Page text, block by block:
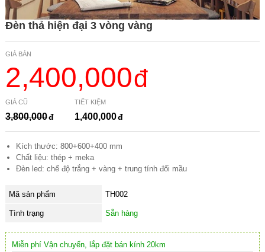
Đèn thả hiện đại 3 vòng vàng
GIÁ BÁN
2,400,000
GIÁ CŨ
3,800,000
TIẾT KIỆM
1,400,000
Kích thước: 800+600+400 mm
Chất liệu: thép + meka
Đèn led: chế độ trắng + vàng + trung tính đổi mầu
Mã sản phẩm TH002
Tình trạng Sẵn hàng
Miễn phí Vận chuyển, lắp đặt bán kính 20km